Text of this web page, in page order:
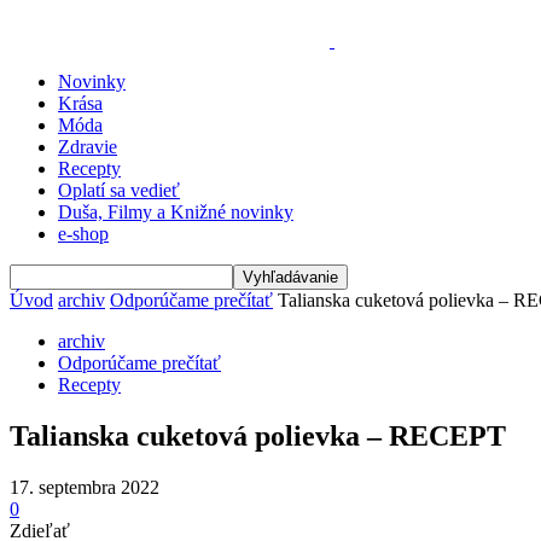
Novinky
Krása
Móda
Zdravie
Recepty
Oplatí sa vedieť
Duša, Filmy a Knižné novinky
e-shop
Úvod archiv Odporúčame prečítať Talianska cuketová polievka –
archiv
Odporúčame prečítať
Recepty
Talianska cuketová polievka – RECEPT
17. septembra 2022
0
Zdieľať